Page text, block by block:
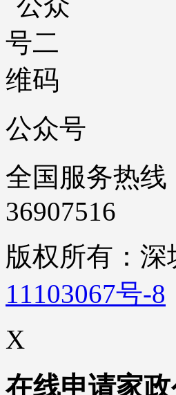
公众号
全国服务热线
36907516
版权所有：
11103067号-8
X
在线申请家